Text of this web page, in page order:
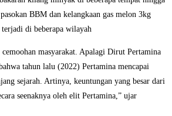
BBM dan kelangkaan gas melon 3kg
di beberapa wilayah
masyarakat. Apalagi Dirut Pertamina
tahun lalu (2022) Pertamina mencapai
sejarah. Artinya, keuntungan yang besar dari
seenaknya oleh elit Pertamina,” ujar